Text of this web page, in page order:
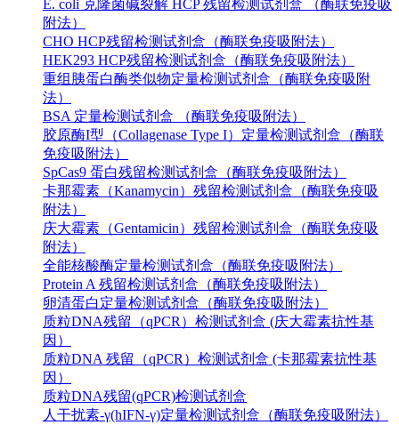
E. coli 克隆菌碱裂解 HCP 残留检测试剂盒 （酶联免疫吸
附法）
CHO HCP残留检测试剂盒（酶联免疫吸附法）
HEK293 HCP残留检测试剂盒（酶联免疫吸附法）
重组胰蛋白酶类似物定量检测试剂盒（酶联免疫吸附
法）
BSA 定量检测试剂盒 （酶联免疫吸附法）
胶原酶I型（Collagenase Type I）定量检测试剂盒（酶联
免疫吸附法）
SpCas9 蛋白残留检测试剂盒（酶联免疫吸附法）
卡那霉素（Kanamycin）残留检测试剂盒（酶联免疫吸
附法）
庆大霉素（Gentamicin）残留检测试剂盒（酶联免疫吸
附法）
全能核酸酶定量检测试剂盒（酶联免疫吸附法）
Protein A 残留检测试剂盒（酶联免疫吸附法）
卵清蛋白定量检测试剂盒（酶联免疫吸附法）
质粒DNA残留（qPCR）检测试剂盒 (庆大霉素抗性基
因）
质粒DNA 残留（qPCR）检测试剂盒 (卡那霉素抗性基
因）
质粒DNA残留(qPCR)检测试剂盒
人干扰素-γ(hIFN-γ)定量检测试剂盒（酶联免疫吸附法）